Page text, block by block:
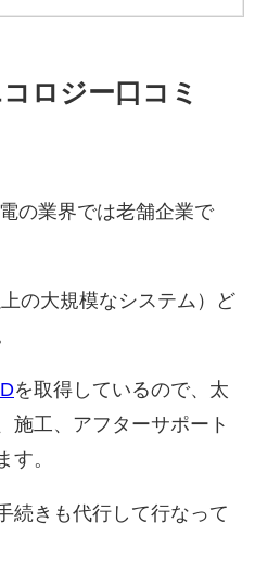
ロジー口コミ
の業界では老舗企業で
の大規模なシステム）ど
を取得しているので、太
施工、アフターサポート
す。
続きも代行して行なって